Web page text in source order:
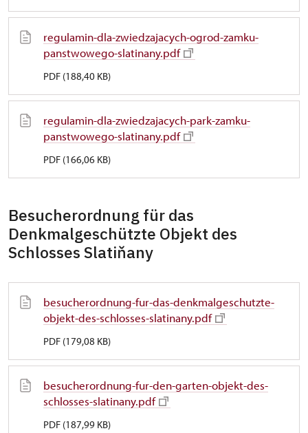
regulamin-dla-zwiedzajacych-ogrod-zamku-
panstwowego-slatinany.pdf
PDF (188,40 KB)
regulamin-dla-zwiedzajacych-park-zamku-
panstwowego-slatinany.pdf
PDF (166,06 KB)
Besucherordnung für das
Denkmalgeschützte Objekt des
Schlosses Slatiňany
besucherordnung-fur-das-denkmalgeschutzte-
objekt-des-schlosses-slatinany.pdf
PDF (179,08 KB)
besucherordnung-fur-den-garten-objekt-des-
schlosses-slatinany.pdf
PDF (187,99 KB)